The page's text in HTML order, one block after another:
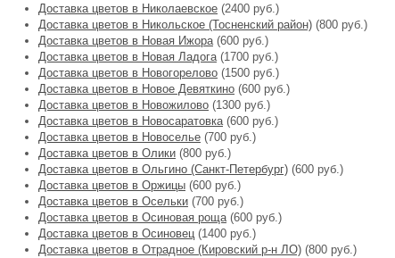
Доставка цветов в Николаевское (2400 руб.)
Доставка цветов в Никольское (Тосненский район) (800 руб.)
Доставка цветов в Новая Ижора(600 руб.)
Доставка цветов в Новая Ладога(1700 руб.)
Доставка цветов в Новогорелово (1500 руб.)
Доставка цветов в Новое Девяткино (600 руб.)
Доставка цветов в Новожилово (1300 руб.)
Доставка цветов в Новосаратовка(600 руб.)
Доставка цветов в Новоселье (700 руб.)
Доставка цветов в Олики (800 руб.)
Доставка цветов в Ольгино (Санкт-Петербург) (600 руб.)
Доставка цветов в Оржицы (600 руб.)
Доставка цветов в Осельки (700 руб.)
Доставка цветов в Осиновая роща(600 руб.)
Доставка цветов в Осиновец (1400 руб.)
Доставка цветов в Отрадное (Кировский р-н ЛО) (800 руб.)